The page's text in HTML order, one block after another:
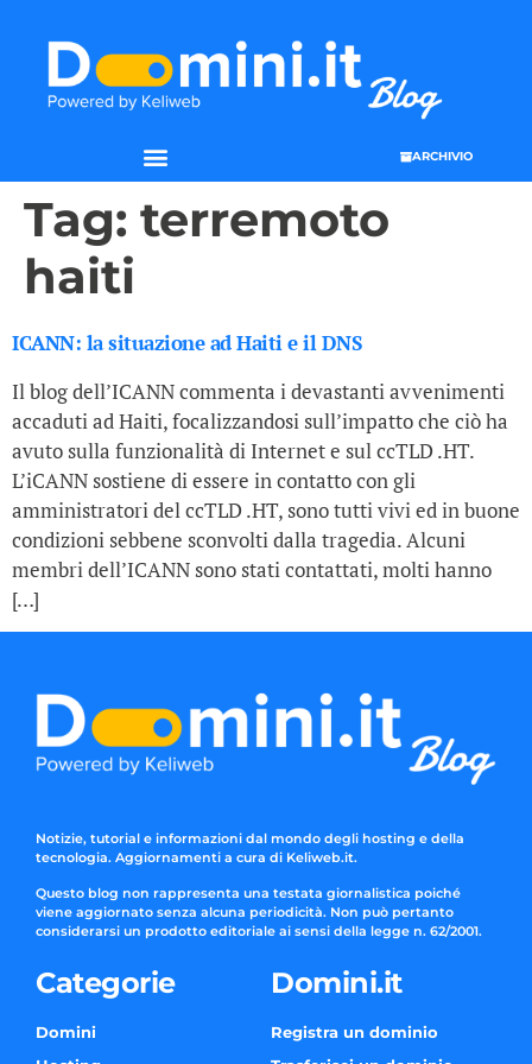
ARCHIVIO
Tag: terremoto
haiti
ICANN: la situazione ad Haiti e il DNS
Il blog dell’ICANN commenta i devastanti avvenimenti
accaduti ad Haiti, focalizzandosi sull’impatto che ciò ha
avuto sulla funzionalità di Internet e sul ccTLD .HT.
L’iCANN sostiene di essere in contatto con gli
amministratori del ccTLD .HT, sono tutti vivi ed in buone
condizioni sebbene sconvolti dalla tragedia. Alcuni
membri dell’ICANN sono stati contattati, molti hanno
[…]
Notizie, tutorial e informazioni dal mondo degli hosting e della
tecnologia. Aggiornamenti a cura di Keliweb.it.
Questo blog non rappresenta una testata giornalistica poiché
viene aggiornato senza alcuna periodicità. Non può pertanto
considerarsi un prodotto editoriale ai sensi della legge n. 62/2001.
Categorie
Domini
Domini.it
Registra un dominio